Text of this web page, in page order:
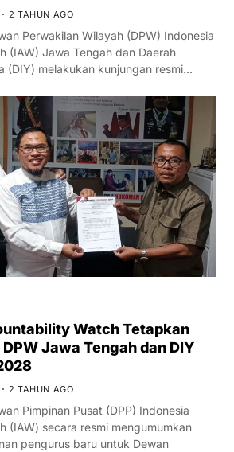
2 TAHUN AGO
Perwakilan Wilayah (DPW) Indonesia
(IAW) Jawa Tengah dan Daerah
(DIY) melakukan kunjungan resmi…
Watch Tetapkan
Jawa Tengah dan DIY
2 TAHUN AGO
Pimpinan Pusat (DPP) Indonesia
(IAW) secara resmi mengumumkan
pengurus baru untuk Dewan